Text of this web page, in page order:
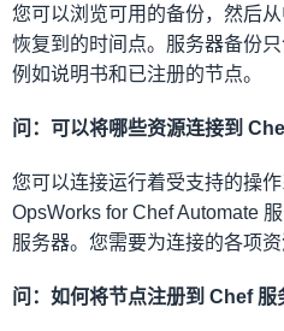
您可以浏览可用的备份，然后
恢复到的时间点。服务器备份
例如说明书和已注册的节点。
问：可以将哪些资源连接到
您可以连接运行着受支持的操
OpsWorks for Chef Automate
服务器。您需要为连接的各项资
问：如何将节点注册到 Chef 服